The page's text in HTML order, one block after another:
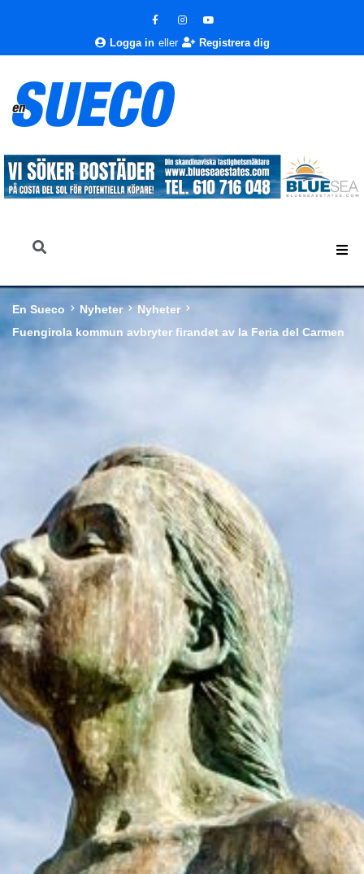
Logga in eller Registrera dig
En Sueco Nyheter
Nyheter
Fuengirola kommun avbryter firandet av la Feria del Carmen